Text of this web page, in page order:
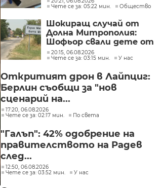
Чете се за: 05:22 мин.
Общество
Шокиращ случай от
Долна Митрополия:
Шофьор свали дете от
автобус и го остави на
пътя в жегата
20:15, 06.08.2026
Чете се за: 03:15 мин.
У нас
Откритият дрон в Лайпциг:
Берлин съобщи за "нов
сценарий на...
17:20, 06.08.2026
Чете се за: 02:17 мин.
По света
"Галъп": 42% одобрение на
правителството на Радев
след...
12:50, 06.08.2026
Чете се за: 03:52 мин.
У нас